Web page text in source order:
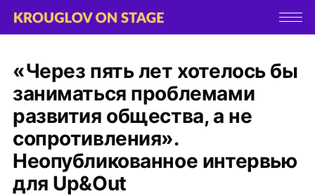
«Через пять лет хотелось бы
заниматься проблемами
развития общества, а не
сопротивления».
Неопубликованное интервью
для Up&Out